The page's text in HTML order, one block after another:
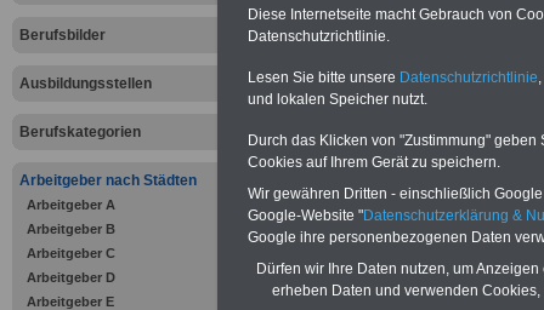
Berufsbilder
Ausbildungsstellen
Berufskategorien
Arbeitgeber nach Städten
Arbeitgeber A
Arbeitgeber B
Arbeitgeber C
Arbeitgeber D
Arbeitgeber E
Berufsunfähigkeitsabsicherung-
Krankenzusatzversicherung
Krankenkassen-
Zahnzusatzversicherung
Krankenversicherung
zurück zur
Diese Internetseite macht Gebrauch von
Datenschutzrichtlinie.
Lesen Sie bitte unsere Datenschutzrichtlinie
und lokalen Speicher nutzt.
Durch das Klicken von "Zustimmung"
Cookies auf Ihrem Gerät zu speichern.
Wir gewähren Dritten - einschließlich
Google-Website "Datenschutzerklärung &
Google ihre personenbezogenen Daten
Dürfen wir Ihre Daten nutzen, um
erheben Daten und verwenden